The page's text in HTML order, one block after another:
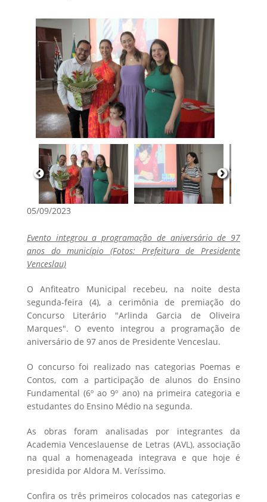
05/09/2023
Evento integrou a programação de aniversário de 97
anos do município (Fotos: Prefeitura de Presidente
Venceslau)
O Anfiteatro Municipal recebeu, na noite desta
segunda-feira (4), a cerimônia de premiação do
Concurso Literário "Arlinda Garcia de Oliveira
Marques". O evento integrou a programação de
aniversário de 97 anos de Presidente Venceslau.
O concurso foi realizado nas categorias Poemas e
Contos, com a participação de alunos do Ensino
Fundamental (6º ao 9º ano) na primeira categoria e
estudantes do Ensino Médio na segunda.
As obras foram analisadas por integrantes da
Academia Venceslauense de Letras (AVL), associação
na qual a homenageada integrava e que hoje é
presidida por Aldora M. Veríssimo.
Confira os três primeiros colocados nas categorias e